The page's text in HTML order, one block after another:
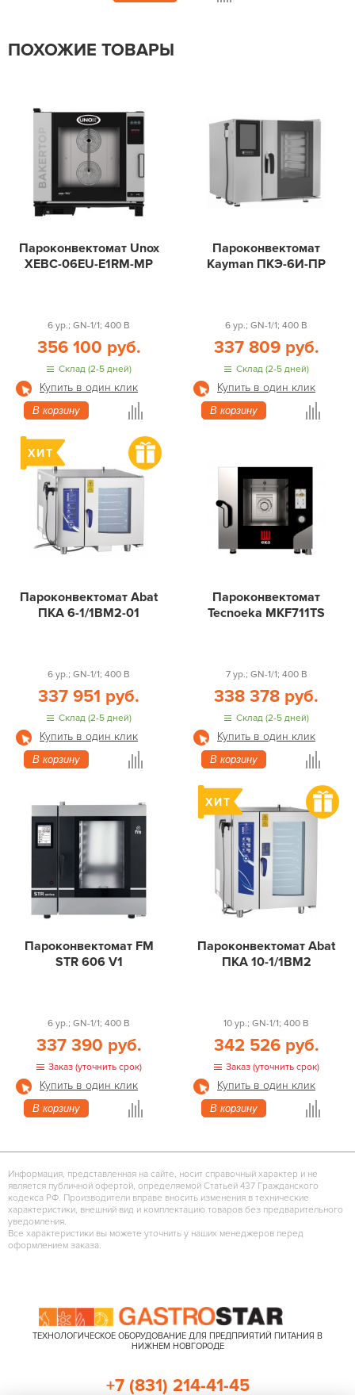
ПОХОЖИЕ ТОВАРЫ
Пароконвектомат Unox
XEBC-06EU-E1RM-MP
6 ур.; GN-1/1; 400 В
356 100 руб.
Склад (2-5 дней)
Купить в один клик
В корзину
Пароконвектомат
Kayman ПКЭ-6И-ПР
6 ур.; GN-1/1; 400 В
337 809 руб.
Склад (2-5 дней)
Купить в один клик
В корзину
Пароконвектомат Abat
ПКА 6-1/1ВМ2-01
6 ур.; GN-1/1; 400 В
337 951 руб.
Склад (2-5 дней)
Купить в один клик
В корзину
Пароконвектомат
Tecnoeka MKF711TS
7 ур.; GN-1/1; 400 В
338 378 руб.
Склад (2-5 дней)
Купить в один клик
В корзину
Пароконвектомат FM
STR 606 V1
6 ур.; GN-1/1; 400 В
337 390 руб.
Заказ (уточнить срок)
Купить в один клик
В корзину
Пароконвектомат Abat
ПКА 10-1/1ВМ2
10 ур.; GN-1/1; 400 В
342 526 руб.
Заказ (уточнить срок)
Купить в один клик
В корзину
Информация, представленная на сайте, носит справочный характер и не
является публичной офертой, определяемой Статьей 437 Гражданского
кодекса РФ. Производители вправе вносить изменения в технические
характеристики, внешний вид и комплектацию товаров без предварительного
уведомления.
Все характеристики вы можете уточнить у наших менеджеров перед
оформлением заказа.
ТЕХНОЛОГИЧЕСКОЕ ОБОРУДОВАНИЕ ДЛЯ ПРЕДПРИЯТИЙ ПИТАНИЯ В
НИЖНЕМ НОВГОРОДЕ
+7 (831) 214-41-45